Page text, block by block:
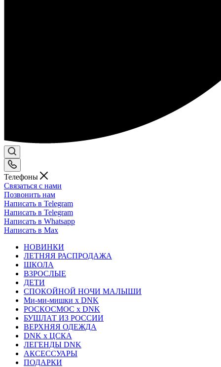
Телефоны
Связаться с нами
Позвонить нам
Написать в Telegram
Написать в Telegram
Написать в Whatsapp
Написать в Max
НОВИНКИ
ЛЕТНЯЯ РАСПРОДАЖА
ШКОЛА
ВЗРОСЛЫЕ
ДЕТИ
СПОКОЙНОЙ НОЧИ МАЛЫШИ
Ми-ми-мишки x DNK
РОСКОСМОС x DNK
БУШЛАТ ИЗ РОССИИ
ВЕРХНЯЯ ОДЕЖДА
DNK x ЦСКА
ЛЕГЕНДЫ DNK
АКСЕССУАРЫ
ПОДАРКИ